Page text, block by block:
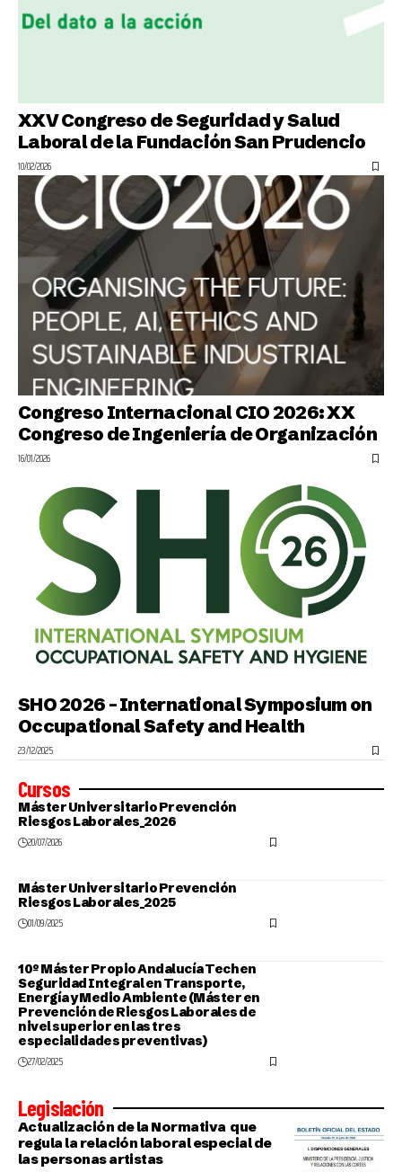
XXV Congreso de Seguridad y Salud
Laboral de la Fundación San Prudencio
10/02/2026
Congreso Internacional CIO 2026: XX
Congreso de Ingeniería de Organización
16/01/2026
SHO 2026 – International Symposium on
Occupational Safety and Health
23/12/2025
Cursos
Máster Universitario Prevención
Riesgos Laborales_2026
20/07/2026
Máster Universitario Prevención
Riesgos Laborales_2025
01/09/2025
10º Máster Propio Andalucía Tech en
Seguridad Integral en Transporte,
Energía y Medio Ambiente (Máster en
Prevención de Riesgos Laborales de
nivel superior en las tres
especialidades preventivas)
27/02/2025
Legislación
Actualización de la Normativa que
regula la relación laboral especial de
las personas artistas